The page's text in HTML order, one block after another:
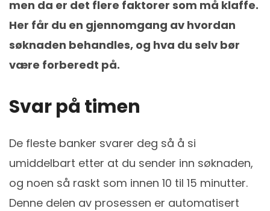
men da er det flere faktorer som må klaffe.
Her får du en gjennomgang av hvordan
søknaden behandles, og hva du selv bør
være forberedt på.
Svar på timen
De fleste banker svarer deg så å si
umiddelbart etter at du sender inn søknaden,
og noen så raskt som innen 10 til 15 minutter.
Denne delen av prosessen er automatisert